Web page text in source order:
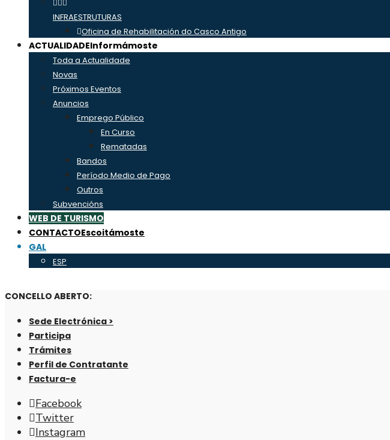
INFRAESTRUTURAS
Oficina de Rehabilitación do Casco Antigo
ACTUALIDADEInformámoste
Toda a Actualidade
Novas
Próximos Eventos
Anuncios
Emprego Público
En Curso
Rematadas
Bandos
Período Medio de Pago
Outros
Subvencións
WEB DE TURISMO
CONTACTOEscoitámoste
GAL
ESP
CONCELLO ABERTO:
Sede Electrónica >
Participa
Trámites
Perfil de Contratante
Factura-e
Facebook
Twitter
Instagram